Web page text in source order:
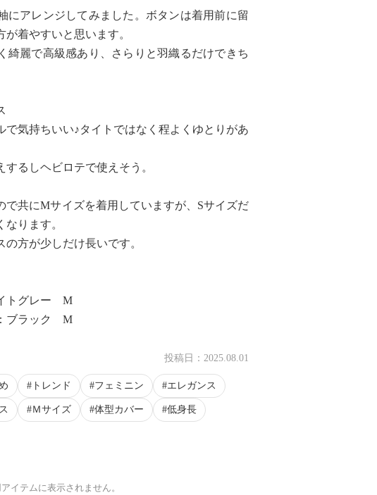
にアレンジしてみました。ボタンは着用前に留
着やすいと思います。
綺麗で高級感あり、さらりと羽織るだけできち
で気持ちいい♪タイトではなく程よくゆとりがあ
るしヘビロテで使えそう。
で共にMサイズを着用していますが、Sサイズだ
ります。
方が少しだけ長いです。
トグレー M
ブラック M
投稿日： 2025.08.01
トレンド フェミニン エレガンス
Ｍサイズ 体型カバー 低身長
イテムに表示されません。